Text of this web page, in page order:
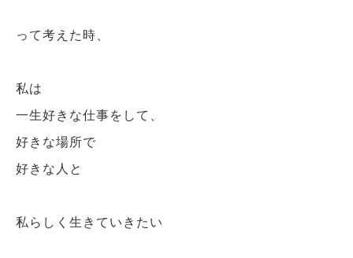
って考えた時、
私は
一生好きな仕事をして、
好きな場所で
好きな人と
私らしく生きていきたい